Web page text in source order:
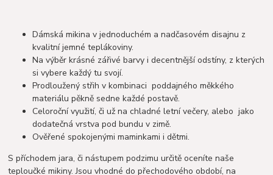
Dámská mikina v jednoduchém a nadčasovém disajnu z
kvalitní jemné teplákoviny.
Na výběr krásné zářivé barvy i decentnější odstíny, z kterých
si vybere každý tu svojí.
Prodloužený střih v kombinaci poddajného měkkého
materiálu pěkně sedne každé postavě.
Celoroční využití, či už na chladné letní večery, alebo jako
dodatečná vrstva pod bundu v zimě.
Ověřené spokojenými maminkami i dětmi.
S příchodem jara, či nástupem podzimu určitě oceníte naše
teploučké mikiny. Jsou vhodné do přechodového období, na